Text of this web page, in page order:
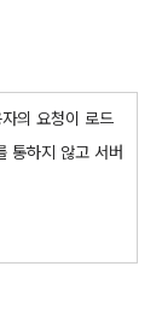
의 요청이 로드
통하지 않고 서버